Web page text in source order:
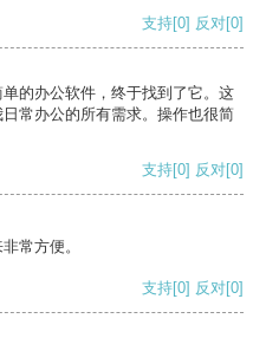
支持[0] 反对[0]
的办公软件，终于找到了它。这
常办公的所有需求。操作也很简
支持[0] 反对[0]
常方便。
支持[0] 反对[0]